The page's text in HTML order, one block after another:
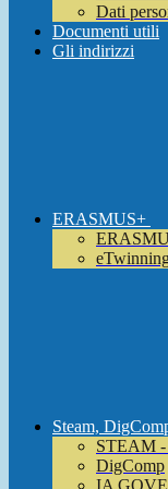
Dati
Documenti utili
Gli indirizzi
ERASMUS+
Steam,
STEAM
DigComp